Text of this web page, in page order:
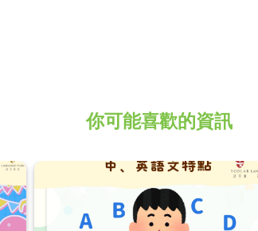
你可能喜歡的資訊